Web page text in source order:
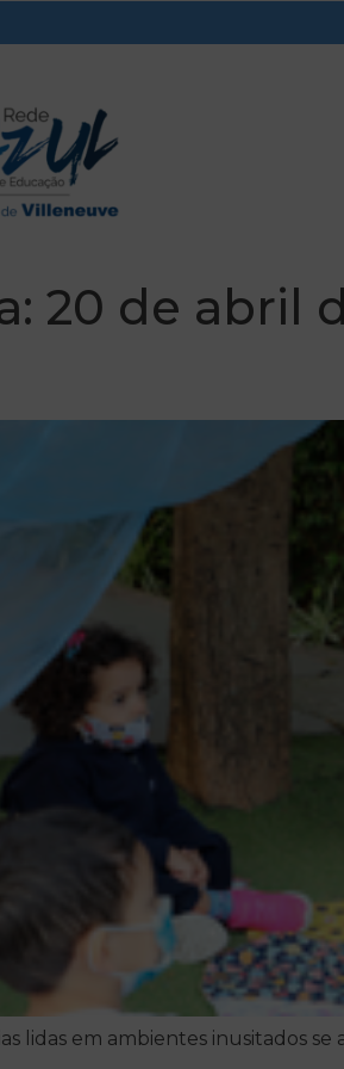
20 de abril
lidas em ambientes inusitados